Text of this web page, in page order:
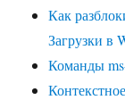
Как
Загрузки в
Команды